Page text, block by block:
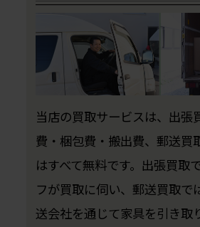
当店の買取サービスは、出張
費・梱包費・搬出費、郵送買
はすべて無料です。出張買取
フが買取に伺い、郵送買取で
送会社を通じて家具を引き取